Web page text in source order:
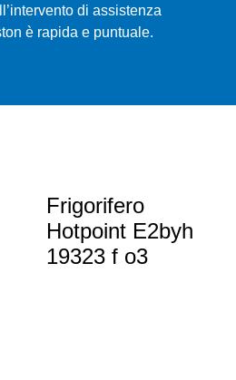
di assistenza
è rapida e puntuale.
Frigorifero
Hotpoint E2byh
19323 f o3